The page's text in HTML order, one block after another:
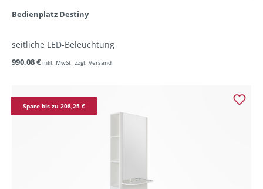
Bedienplatz Destiny
seitliche LED-Beleuchtung
990,08 € inkl. MwSt. zzgl. Versand
Spare bis zu 208,25 €